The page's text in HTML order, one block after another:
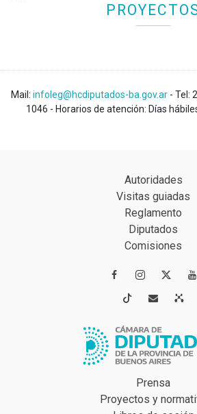
Mail: infoleg@hcdiputados-ba.gov.ar - Tel:
1046 - Horarios de atención: Días
Autoridades
Visitas guiadas
Reglamento
Diputados
Comisiones
 
 
Prensa
Proyectos y